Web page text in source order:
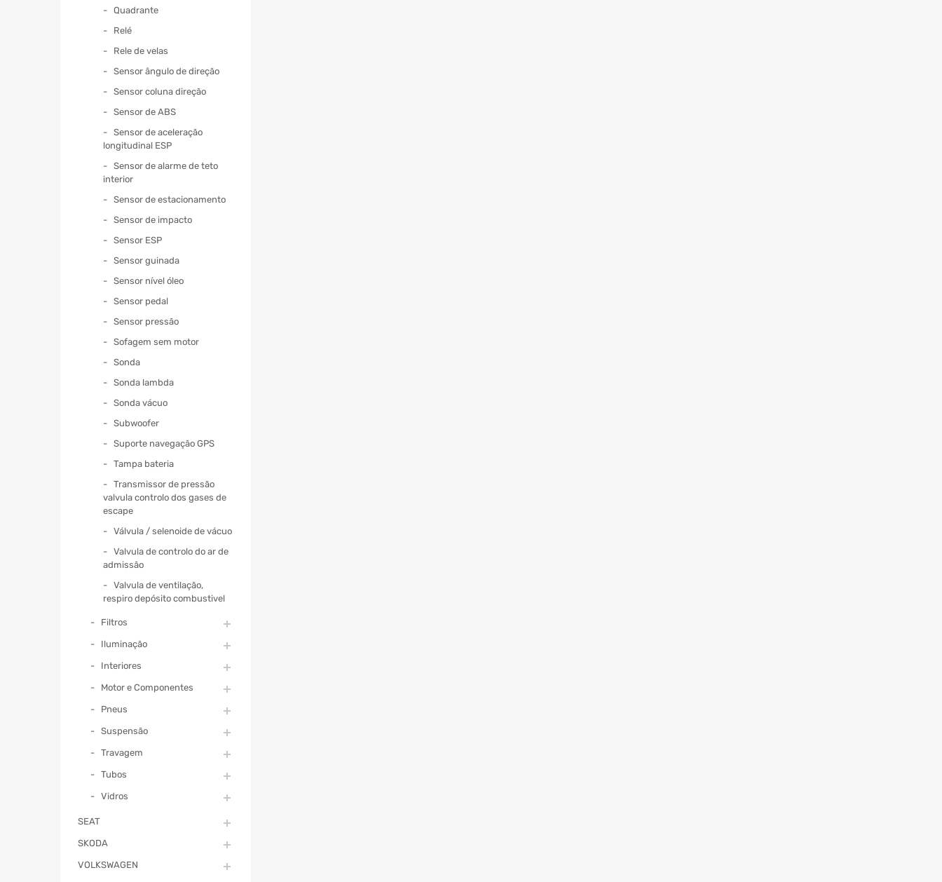
Quadrante
Relé
Rele de velas
Sensor ângulo de direção
Sensor coluna direção
Sensor de ABS
Sensor de aceleração
longitudinal ESP
Sensor de alarme de teto
interior
Sensor de estacionamento
Sensor de impacto
Sensor ESP
Sensor guinada
Sensor nível óleo
Sensor pedal
Sensor pressão
Sofagem sem motor
Sonda
Sonda lambda
Sonda vácuo
Subwoofer
Suporte navegação GPS
Tampa bateria
Transmissor de pressão
valvula controlo dos gases de
escape
Válvula / selenoide de vácuo
Valvula de controlo do ar de
admissão
Valvula de ventilação,
respiro depósito combustivel
Filtros
Iluminação
Interiores
Motor e Componentes
Pneus
Suspensão
Travagem
Tubos
Vidros
SEAT
SKODA
VOLKSWAGEN